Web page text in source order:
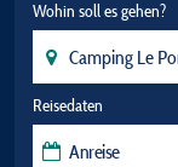
Wohin soll es gehen?
Reisedaten